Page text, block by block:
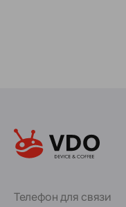
Телефон для связи